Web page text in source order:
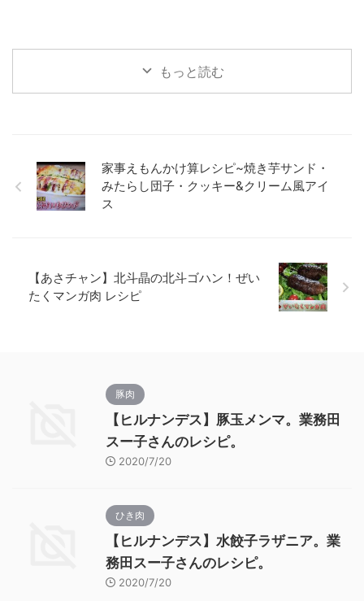
もっと読む
家事えもんかけ算レシピ~焼き芋サンド・
みたらし団子・クッキー&クリーム風アイ
ス
【あさチャン】北斗晶の北斗ゴハン！ぜい
たくマンガ肉 レシピ
豚肉
【ヒルナンデス】豚玉メンマ。業務田
スー子さんのレシピ。
2020/7/20
ひき肉
【ヒルナンデス】水餃子ラザニア。業
務田スー子さんのレシピ。
2020/7/20